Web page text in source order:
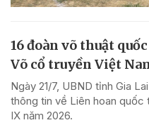
16 đoàn võ thuật
Võ cổ truyền Việt
Ngày 21/7, UBND tỉnh Gia
thông tin về Liên hoan
IX năm 2026.